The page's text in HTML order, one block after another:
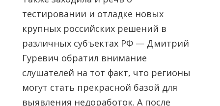
тестировании и отладке новых
крупных российских решений в
различных субъектах РФ — Дмитрий
Гуревич обратил внимание
слушателей на тот факт, что регионы
могут стать прекрасной базой для
выявления недоработок. А после